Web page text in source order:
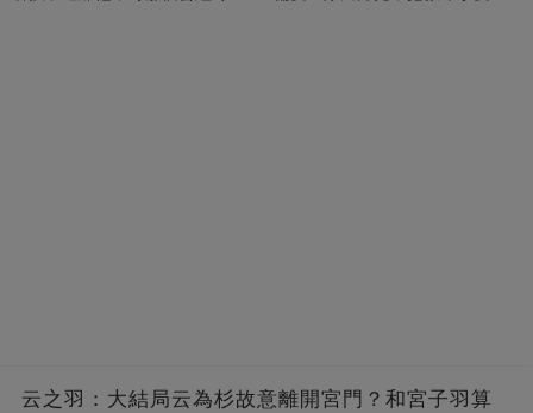
云之羽：大結局云為杉故意離開宮門？和宮子羽算